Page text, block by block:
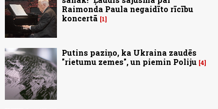
Raimonda Paula negaidīto rīcību
koncertā
1
Putins paziņo, ka Ukraina zaudēs
"rietumu zemes", un piemin Poliju 4